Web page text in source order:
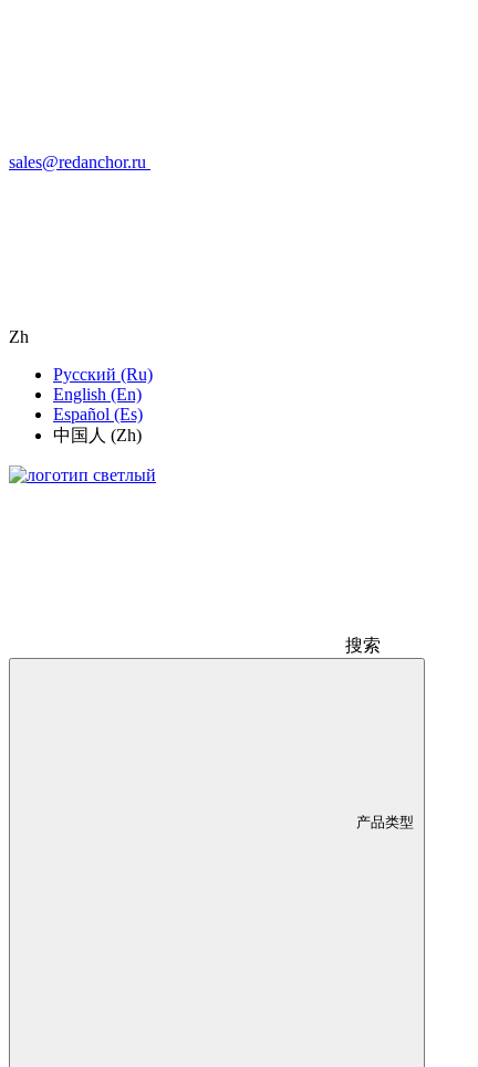
sales@redanchor.ru
Zh
Русский (Ru)
English (En)
Español (Es)
中国人 (Zh)
搜索
产品类型